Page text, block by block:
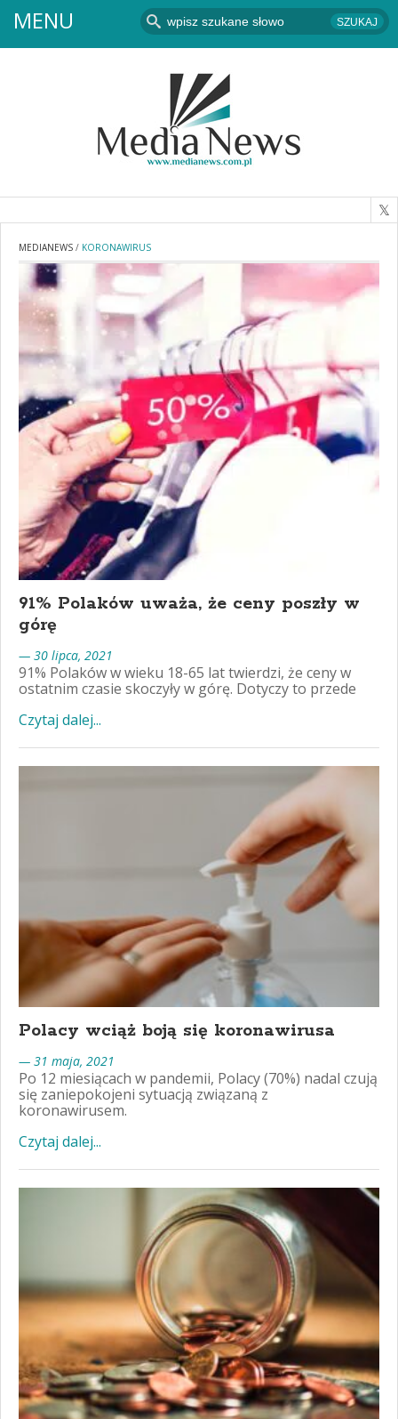
MENU
MEDIANEWS / KORONAWIRUS
91% Polaków uważa, że ceny poszły w
górę
— 30 lipca, 2021
91% Polaków w wieku 18-65 lat twierdzi, że ceny w
ostatnim czasie skoczyły w górę. Dotyczy to przede
Czytaj dalej...
Polacy wciąż boją się koronawirusa
— 31 maja, 2021
Po 12 miesiącach w pandemii, Polacy (70%) nadal czują
się zaniepokojeni sytuacją związaną z
koronawirusem.
Czytaj dalej...